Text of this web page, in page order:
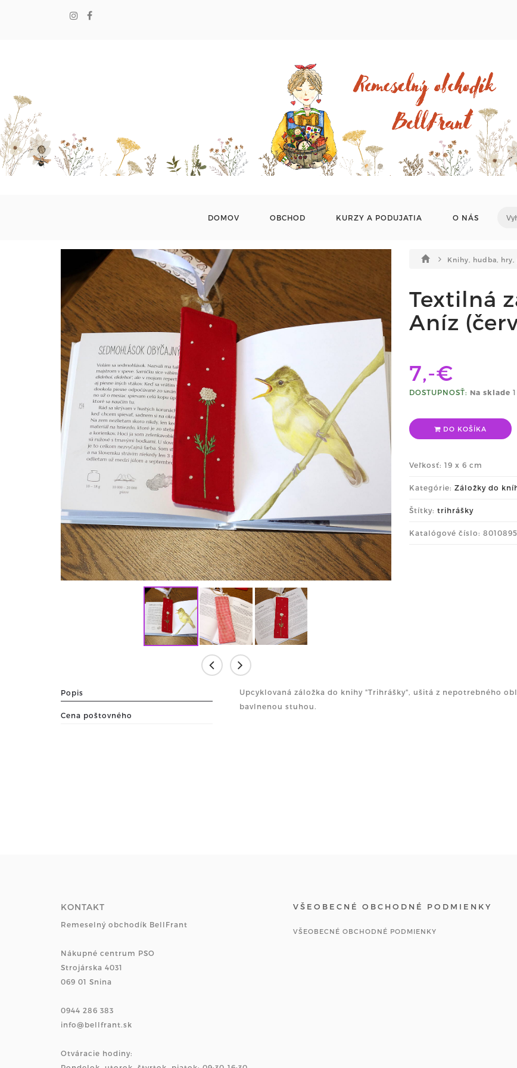
DOMOV OBCHOD KURZY A PODUJATIA O NÁS
Knihy, hudba,
Textilná
Aníz
7,-€
DOSTUPNOSŤ: Na sklade
DO KOŠÍKA
Veľkosť: 19 x 6 cm
Kategórie: Záložky do
Štítky: trihrášky
Katalógové číslo: 8010895
Popis
Cena poštovného
Upcyklovaná záložka do knihy "Trihrášky", ušitá z nepotrebného
bavlnenou stuhou.
KONTAKT
Remeselný obchodík BellFrant
Nákupné centrum PSO
Strojárska 4031
069 01 Snina
0944 286 383
info@bellfrant.sk
Otváracie hodiny:
VŠEOBECNÉ OBCHODNÉ PODMIENKY
VŠEOBECNÉ OBCHODNÉ PODMIENKY